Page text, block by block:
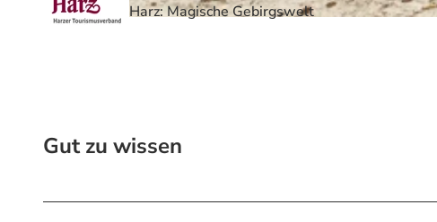
© Marko Sandro Schüren, Harz: Magische Gebirgswelt
Harz: Magische Gebirgswelt
Gut zu wissen